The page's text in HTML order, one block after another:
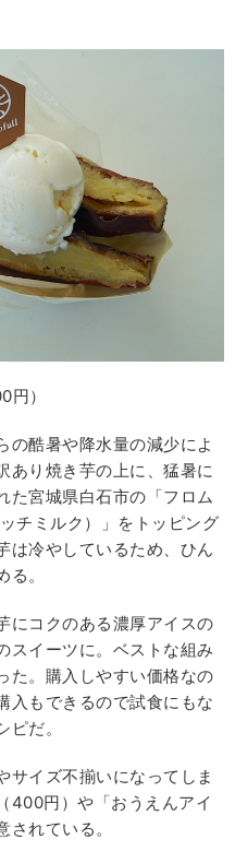
円）
の酷暑や降水量の減少によ
あり焼き芋の上に、猛暑に
た宮城県白石市の「フロム
チミルク）」をトッピング
は冷やしているため、ひん
。
にコクのある濃厚アイスの
スイーツに。ベストな組み
た。購入しやすい価格なの
入もできるので試食にもな
だ。
サイズ不揃いになってしま
400円）や「おうえんアイ
れている。